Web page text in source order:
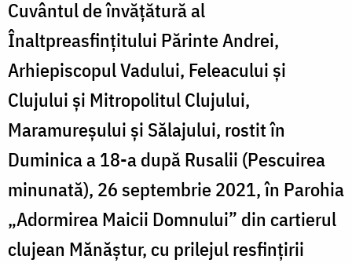
Cuvântul de învățătură al
Înaltpreasfințitului Părinte Andrei,
Arhiepiscopul Vadului, Feleacului și
Clujului și Mitropolitul Clujului,
Maramureșului și Sălajului, rostit în
Duminica a 18-a după Rusalii (Pescuirea
minunată), 26 septembrie 2021, în Parohia
„Adormirea Maicii Domnului” din cartierul
clujean Mănăștur, cu prilejul resfințirii